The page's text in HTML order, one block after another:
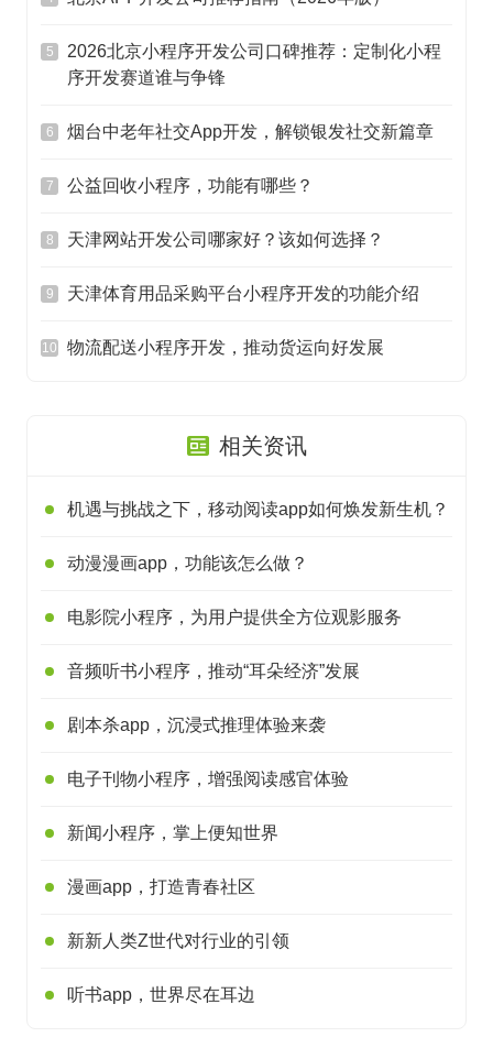
5
2026北京小程序开发公司口碑推荐：定制化小程
序开发赛道谁与争锋
6 烟台中老年社交App开发，解锁银发社交新篇章
7 公益回收小程序，功能有哪些？
8 天津网站开发公司哪家好？该如何选择？
9 天津体育用品采购平台小程序开发的功能介绍
10 物流配送小程序开发，推动货运向好发展
相关资讯
机遇与挑战之下，移动阅读app如何焕发新生机？
动漫漫画app，功能该怎么做？
电影院小程序，为用户提供全方位观影服务
音频听书小程序，推动“耳朵经济”发展
剧本杀app，沉浸式推理体验来袭
电子刊物小程序，增强阅读感官体验
新闻小程序，掌上便知世界
漫画app，打造青春社区
新新人类Z世代对行业的引领
听书app，世界尽在耳边